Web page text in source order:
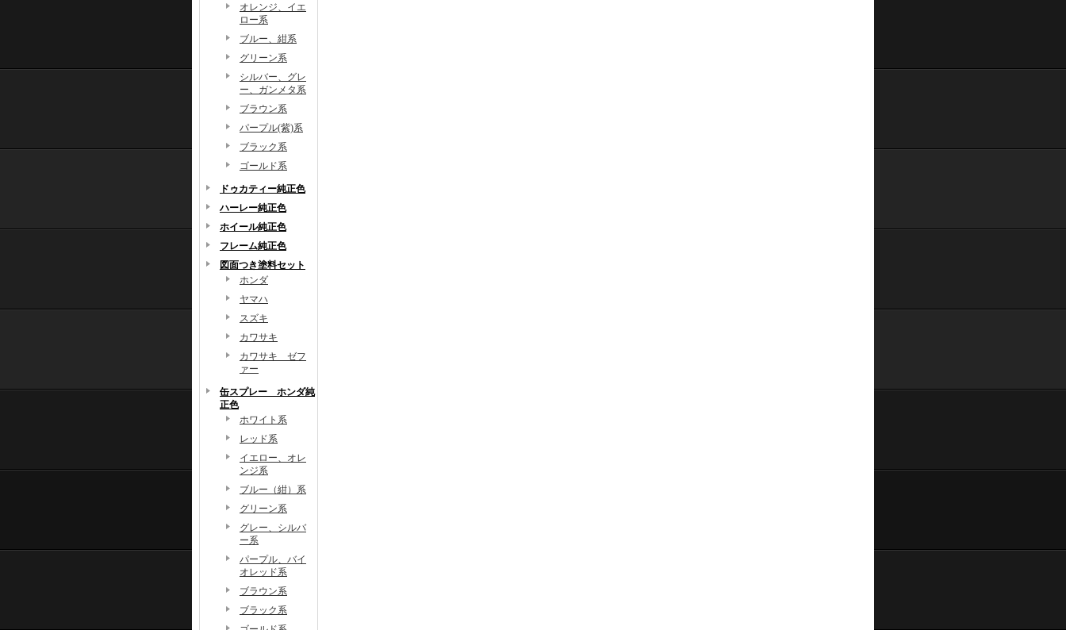
オレンジ、イエ
ロー系
ブルー、紺系
グリーン系
シルバー、グレ
ー、ガンメタ系
ブラウン系
パープル(紫)系
ブラック系
ゴールド系
ドゥカティー純正色
ハーレー純正色
ホイール純正色
フレーム純正色
図面つき塗料セット
ホンダ
ヤマハ
スズキ
カワサキ
カワサキ ゼフ
ァー
缶スプレー ホンダ純
正色
ホワイト系
レッド系
イエロー、オレ
ンジ系
ブルー（紺）系
グリーン系
グレー、シルバ
ー系
パープル、バイ
オレッド系
ブラウン系
ブラック系